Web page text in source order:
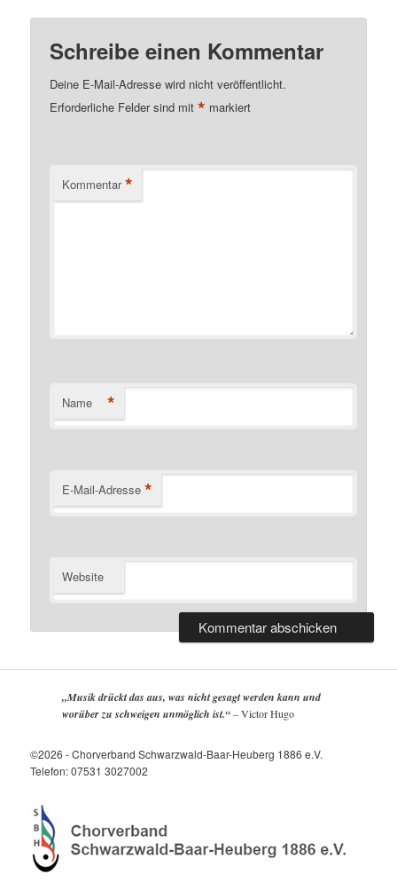
Schreibe einen Kommentar
Deine E-Mail-Adresse wird nicht veröffentlicht.
Erforderliche Felder sind mit* markiert
Kommentar *
Name *
E-Mail-Adresse *
Website
„Musik drückt das aus, was nicht gesagt werden kann und
worüber zu schweigen unmöglich ist.“–Victor Hugo
©2026 - Chorverband Schwarzwald-Baar-Heuberg 1886 e.V.
Telefon: 07531 3027002